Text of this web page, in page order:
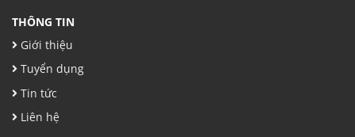
THÔNG TIN
Giới thiệu
Tuyển dụng
Tin tức
Liên hệ